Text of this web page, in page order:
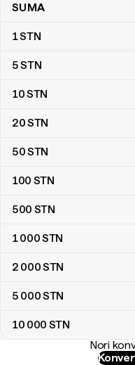
San Tomės ir Principės
SUMA
1STN
5STN
10STN
20STN
50STN
100 STN
500 STN
1 000STN
2 000STN
5 000STN
10 000 STN
Nori